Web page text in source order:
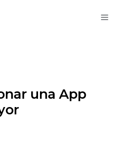
una App